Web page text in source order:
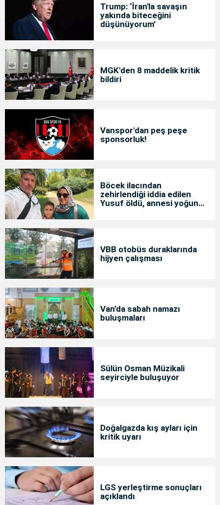
Trump: ‘İran'la savaşın
yakında biteceğini
düşünüyorum’
MGK'den 8 maddelik kritik
bildiri
Vanspor'dan peş peşe
sponsorluk!
Böcek ilacından
zehirlendiği iddia edilen
Yusuf öldü, annesi yoğun
VBB otobüs duraklarında
hijyen çalışması
Van’da sabah namazı
buluşmaları
Sülün Osman Müzikali
seyirciyle buluşuyor
Doğalgazda kış ayları için
kritik uyarı
LGS yerleştirme sonuçları
açıklandı